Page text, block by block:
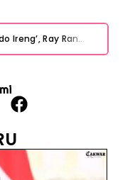
Prabowo Sebut ‘Londo Ireng’, Ray Rangkuti Desak DPR Bersikap, Ini Ulasan Politiknya
Baterai Apple Watch Cepat Boros? Ini Penyebab dan Cara Mengatasinya